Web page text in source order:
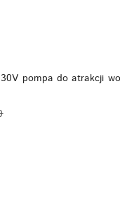
pompa do atrakcji